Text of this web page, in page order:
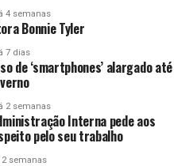
4 semanas
Bonnie Tyler
7 dias
de ‘smartphones’ alargado até
2 semanas
Interna pede aos
pelo seu trabalho
2 semanas